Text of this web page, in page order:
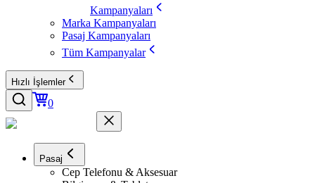
Kampanyaları
Marka Kampanyaları
Pasaj Kampanyaları
Tüm Kampanyalar
Hızlı İşlemler
0
Pasaj
Cep Telefonu & Aksesuar